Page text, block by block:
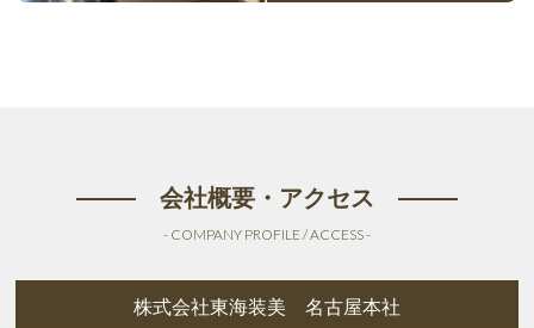
会社概要・アクセス
- COMPANY PROFILE / ACCESS -
株式会社東海装美 名古屋本社